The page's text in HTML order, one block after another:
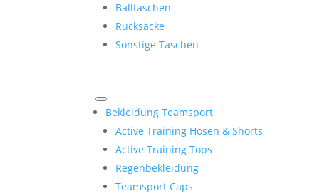
Balltaschen
Rucksäcke
Sonstige Taschen
Bekleidung Teamsport
Active Training Hosen & Shorts
Active Training Tops
Regenbekleidung
Teamsport Caps